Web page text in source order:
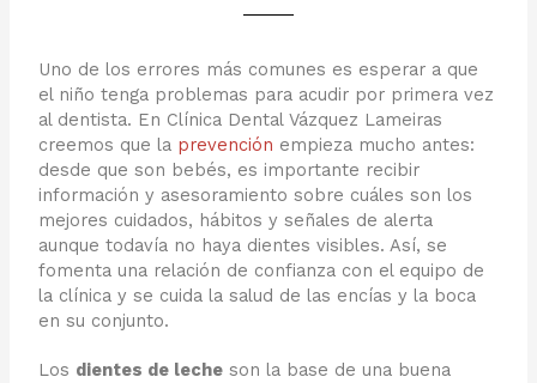
Uno de los errores más comunes es esperar a que
el niño tenga problemas para acudir por primera vez
al dentista. En Clínica Dental Vázquez Lameiras
creemos que la prevención empieza mucho antes:
desde que son bebés, es importante recibir
información y asesoramiento sobre cuáles son los
mejores cuidados, hábitos y señales de alerta
aunque todavía no haya dientes visibles. Así, se
fomenta una relación de confianza con el equipo de
la clínica y se cuida la salud de las encías y la boca
en su conjunto.
Los dientes de leche son la base de una buena